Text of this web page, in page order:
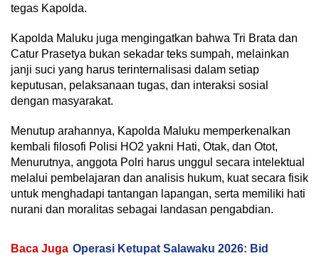
tegas Kapolda.
Kapolda Maluku juga mengingatkan bahwa Tri Brata dan
Catur Prasetya bukan sekadar teks sumpah, melainkan
janji suci yang harus terinternalisasi dalam setiap
keputusan, pelaksanaan tugas, dan interaksi sosial
dengan masyarakat.
Menutup arahannya, Kapolda Maluku memperkenalkan
kembali filosofi Polisi HO2 yakni Hati, Otak, dan Otot,
Menurutnya, anggota Polri harus unggul secara intelektual
melalui pembelajaran dan analisis hukum, kuat secara fisik
untuk menghadapi tantangan lapangan, serta memiliki hati
nurani dan moralitas sebagai landasan pengabdian.
Baca Juga Operasi Ketupat Salawaku 2026: Bid